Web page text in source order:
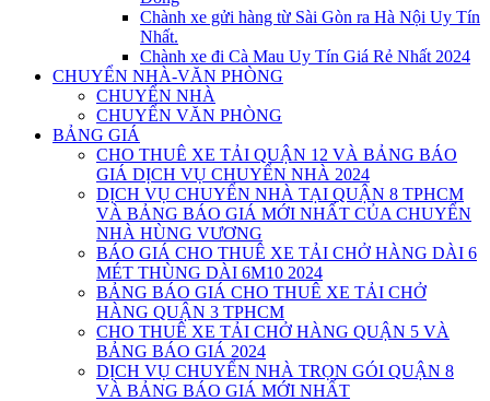
Chành xe gửi hàng từ Sài Gòn ra Hà Nội Uy Tín
Nhất.
Chành xe đi Cà Mau Uy Tín Giá Rẻ Nhất 2024
CHUYỂN NHÀ-VĂN PHÒNG
CHUYỂN NHÀ
CHUYỂN VĂN PHÒNG
BẢNG GIÁ
CHO THUÊ XE TẢI QUẬN 12 VÀ BẢNG BÁO
GIÁ DỊCH VỤ CHUYỂN NHÀ 2024
DỊCH VỤ CHUYỂN NHÀ TẠI QUẬN 8 TPHCM
VÀ BẢNG BÁO GIÁ MỚI NHẤT CỦA CHUYỂN
NHÀ HÙNG VƯƠNG
BÁO GIÁ CHO THUÊ XE TẢI CHỞ HÀNG DÀI 6
MÉT THÙNG DÀI 6M10 2024
BẢNG BÁO GIÁ CHO THUÊ XE TẢI CHỞ
HÀNG QUẬN 3 TPHCM
CHO THUÊ XE TẢI CHỞ HÀNG QUẬN 5 VÀ
BẢNG BÁO GIÁ 2024
DỊCH VỤ CHUYỂN NHÀ TRỌN GÓI QUẬN 8
VÀ BẢNG BÁO GIÁ MỚI NHẤT